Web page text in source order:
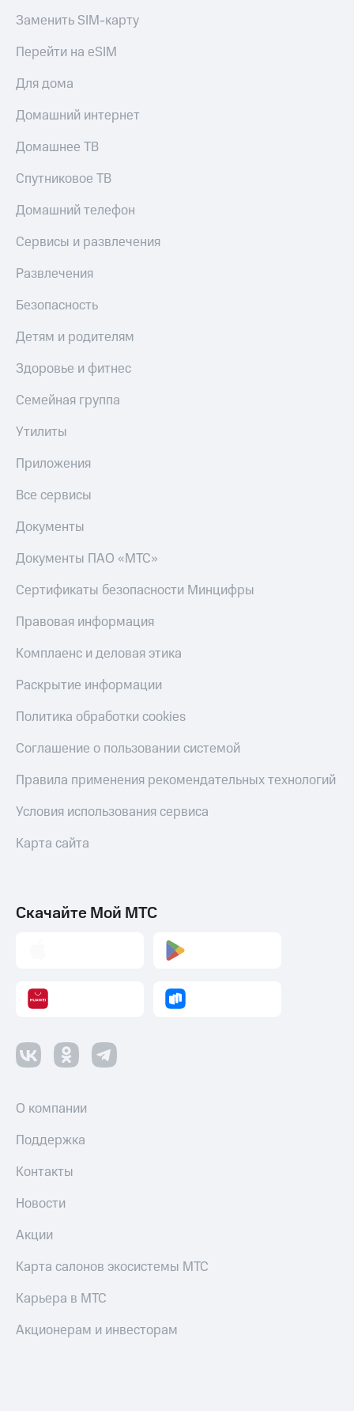
Заменить SIM-карту
Перейти на eSIM
Для дома
Домашний интернет
Домашнее ТВ
Спутниковое ТВ
Домашний телефон
Сервисы и развлечения
Развлечения
Безопасность
Детям и родителям
Здоровье и фитнес
Семейная группа
Утилиты
Приложения
Все сервисы
Документы
Документы ПАО «МТС»
Сертификаты безопасности Минцифры
Правовая информация
Комплаенс и деловая этика
Раскрытие информации
Политика обработки cookies
Соглашение о пользовании системой
Правила применения рекомендательных технологий
Условия использования сервиса
Карта сайта
Скачайте Мой МТС
О компании
Поддержка
Контакты
Новости
Акции
Карта салонов экосистемы МТС
Карьера в МТС
Акционерам и инвесторам